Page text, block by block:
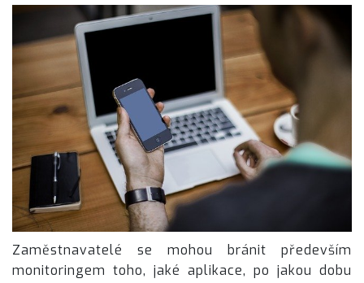
Zaměstnavatelé se mohou bránit především
monitoringem toho, jaké aplikace, po jakou dobu